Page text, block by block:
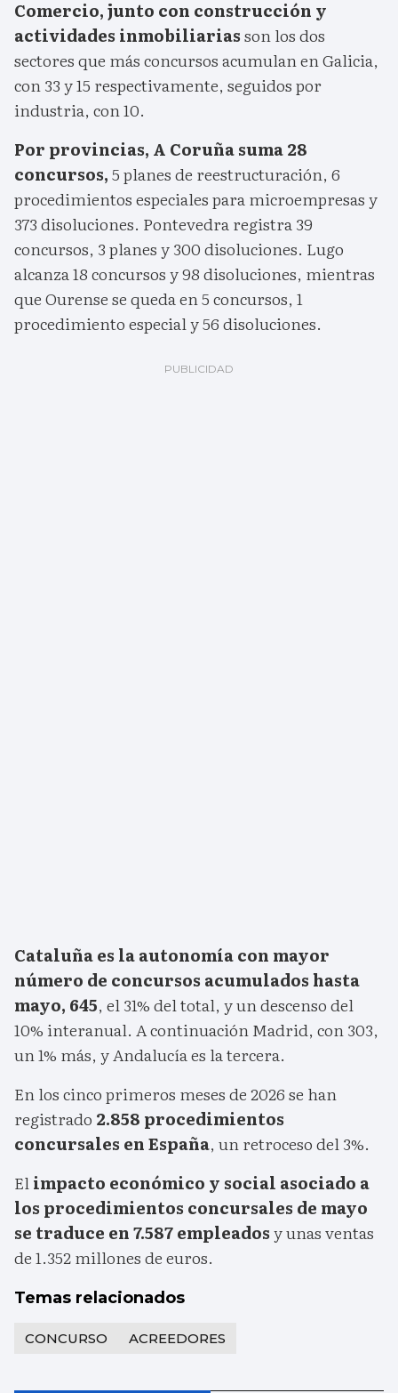
Comercio, junto con construcción y
actividades inmobiliariasson los dos
sectores que más concursos acumulan en Galicia,
con 33 y 15 respectivamente, seguidos por
industria, con 10.
Por provincias, A Coruña suma 28
concursos,5 planes de reestructuración, 6
procedimientos especiales para microempresas y
373 disoluciones. Pontevedra registra 39
concursos, 3 planes y 300 disoluciones. Lugo
alcanza 18 concursos y 98 disoluciones, mientras
que Ourense se queda en 5 concursos, 1
procedimiento especial y 56 disoluciones.
Cataluña es la autonomía con mayor
número de concursos acumulados hasta
mayo, 645, el 31% del total, y un descenso del
10% interanual. A continuación Madrid, con 303,
un 1% más, y Andalucía es la tercera.
En los cinco primeros meses de 2026 se han
registrado 2.858 procedimientos
concursales en España, un retroceso del 3%.
Elimpacto económico y social asociado a
los procedimientos concursales de mayo
se traduce en 7.587 empleadosy unas ventas
de 1.352 millones de euros.
Temas relacionados
CONCURSO ACREEDORES